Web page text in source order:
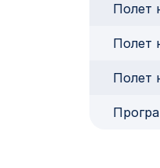
Полет
Полет
Полет